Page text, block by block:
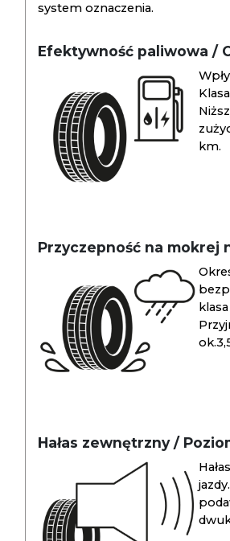
system oznaczenia.
Efektywność paliwowa /
km.
Przyczepność na mokrej
Hałas zewnętrzny /